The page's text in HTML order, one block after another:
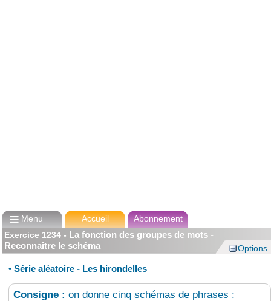
Menu Accueil
Abonnement
Exercice 1234 - La fonction des groupes de mots -
Reconnaitre le schéma
Options
• Série aléatoire - Les hirondelles
Consigne : on donne cinq schémas de phrases :